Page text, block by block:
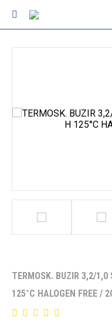
TERMOSK. BUZIR 3,2/
125°C HALOGEN FREE /